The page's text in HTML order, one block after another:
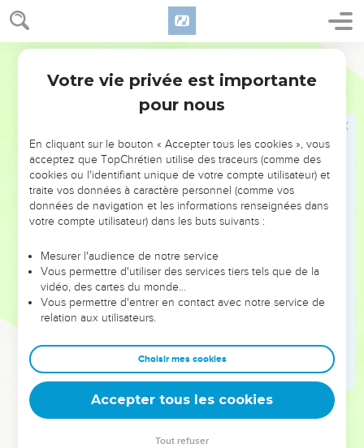
Jean 3
Christ, mais j'ai été envoyé devant lui.
29 Celui à qui appartient l'épouse, c'est l'époux ; mais l'ami
grande joie à cause de la voix de l'époux : aussi cette joie,
qui est la mienne, est parfaite.
Celui qui vient du ciel
Celui qui vient d'en haut est au-dessus de tous ; celui qui
est de la terre est de la terre, et il parle comme étant de la
il rend témoignage de ce qu'il a vu et entendu, et
personne ne reçoit son témoignage.
Celui qui a reçu son témoignage a certifié que Dieu est
vrai ;
car celui que Dieu a envoyé dit les paroles de Dieu, parce
que Dieu ne lui donne pas l'Esprit avec mesure.
Le Père aime le Fils, et il a remis toutes choses entre ses
mains.
Celui qui croit au Fils a la vie éternelle ; celui qui ne croit
Votre vie privée est importante
pour nous
En cliquant sur le bouton « Accepter tous les cookies », vous
acceptez que TopChrétien utilise des traceurs (comme des
cookies ou l'identifiant unique de votre compte utilisateur) et
traite vos données à caractère personnel (comme vos
données de navigation et les informations renseignées dans
votre compte utilisateur) dans les buts suivants :
Mesurer l'audience de notre service
Vous permettre d'utiliser des services tiers tels que de la
vidéo, des cartes du monde…
Vous permettre d'entrer en contact avec notre service de
relation aux utilisateurs.
Choisir mes cookies
Accepter tous les cookies
Tout refuser